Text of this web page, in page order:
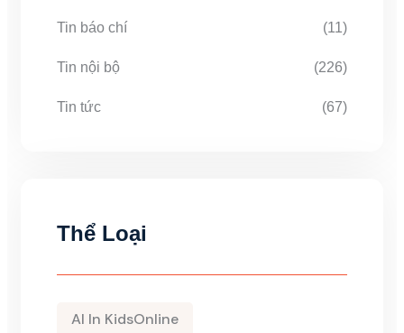
Tin báo chí (11)
Tin nội bộ (226)
Tin tức (67)
Thể Loại
AI In KidsOnline